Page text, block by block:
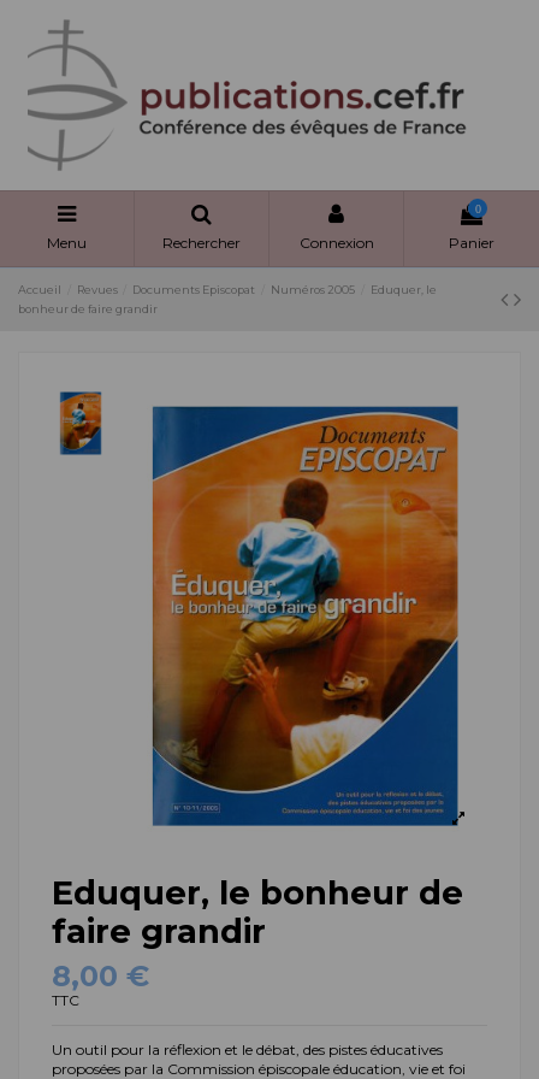
Menu Rechercher Connexion
0
Panier
Accueil Revues Documents Episcopat Numéros 2005
Eduquer, le
bonheur de faire grandir
Eduquer, le bonheur de
faire grandir
8,00 €
TTC
Un outil pour la réflexion et le débat, des pistes éducatives
proposées par la Commission épiscopale éducation, vie et foi